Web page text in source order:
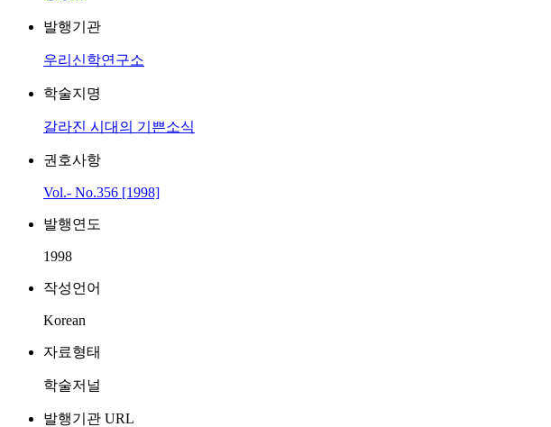
발행기관
우리신학연구소
학술지명
갈라진 시대의 기쁜소식
권호사항
Vol.- No.356 [1998]
발행연도
1998
작성언어
Korean
자료형태
학술저널
발행기관 URL